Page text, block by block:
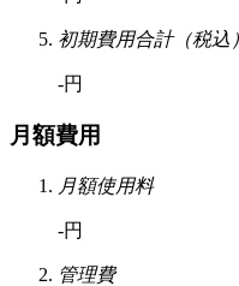
初期費用合計（税込）
-円
月額費用
月額使用料
-円
管理費